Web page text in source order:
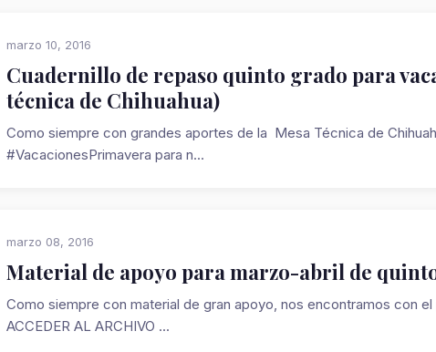
marzo 10, 2016
Cuadernillo de repaso quinto grado para
técnica de Chihuahua)
Como siempre con grandes aportes de la Mesa Técnica de
#VacacionesPrimavera para n...
marzo 08, 2016
Material de apoyo para marzo-abril de
Como siempre con material de gran apoyo, nos encontramos con
ACCEDER AL ARCHIVO ...